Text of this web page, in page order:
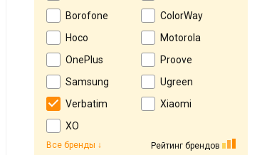
Borofone
ColorWay
Hoco
Motorola
OnePlus
Proove
Samsung
Ugreen
Verbatim
Xiaomi
XO
Рейтинг брендов
Все бренды